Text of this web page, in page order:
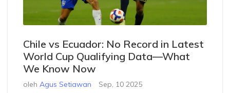
Chile vs Ecuador: No Record in Latest
World Cup Qualifying Data—What
We Know Now
oleh Agus Setiawan Sep, 10 2025